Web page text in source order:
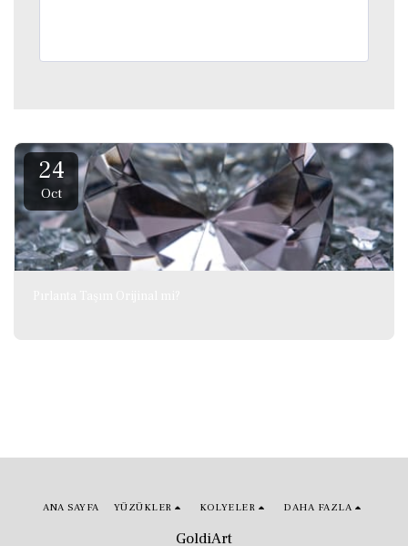
24
Oct
GoldiArt
ANA SAYFA YÜZÜKLER KOLYELER DAHA FAZLA